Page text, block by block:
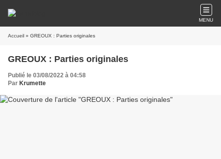
MENU
Accueil » GREOUX : Parties originales
GREOUX : Parties originales
Publié le 03/08/2022 à 04:58
Par Krumette